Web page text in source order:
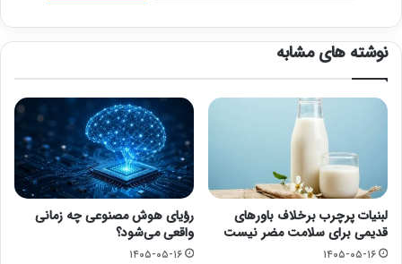
نوشته های مشابه
لبنیات پرچرب برخلاف باورهای
قدیمی برای سلامت مضر نیست
۱۴۰۵-۰۵-۱۶
رؤیای هوش مصنوعی چه زمانی
واقعی می‌شود؟
۱۴۰۵-۰۵-۱۶